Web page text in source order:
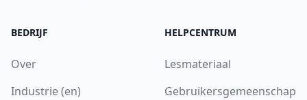
BEDRIJF
Over
Industrie (en)
HELPCENTRUM
Lesmateriaal
Gebruikersgemeenschap